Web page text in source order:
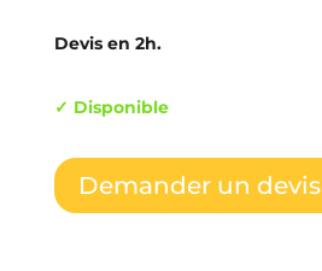
Devis en 2h.
✓ Disponible
Demander un devis